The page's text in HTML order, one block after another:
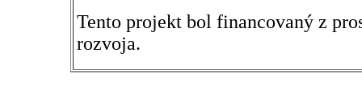
Tento projekt bol financovaný z
rozvoja.